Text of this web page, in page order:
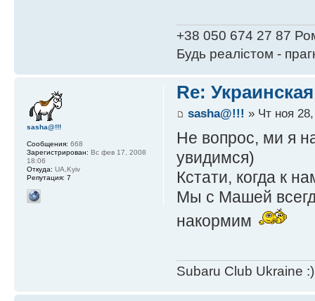
+38 050 674 27 87
Будь реалістом -
Re:
sasha@!!! » Чт ноя
Не вопрос, ми я
увидимся)
Кстати, когда к
Мы с Машей
накормим
Subaru Club Ukraine :)
sasha@!!!
Сообщения: 668
Зарегистрирован: Вс фев 17, 2008
18:06
Откуда: UA,Kyiv
Репутация: 7